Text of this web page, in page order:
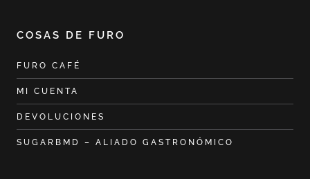
COSAS DE FURO
FURO CAFÉ
MI CUENTA
DEVOLUCIONES
SUGARBMD – ALIADO GASTRONÓMICO